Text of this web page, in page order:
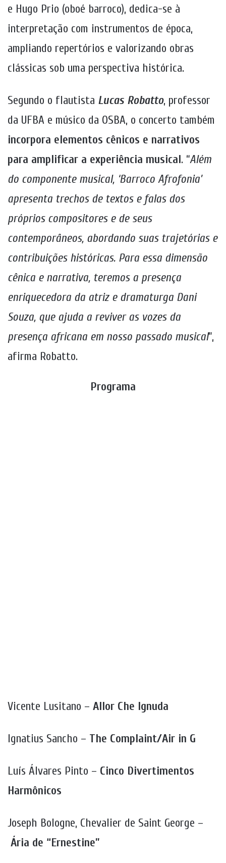
e Hugo Prio (oboé barroco), dedica-se à
interpretação com instrumentos de época,
ampliando repertórios e valorizando obras
clássicas sob uma perspectiva histórica.
Segundo o flautista Lucas Robatto, professor
da UFBA e músico da OSBA, o concerto também
incorpora elementos cênicos e narrativos
para amplificar a experiência musical. “Além
do componente musical, ‘Barroco Afrofonia’
apresenta trechos de textos e falas dos
próprios compositores e de seus
contemporâneos, abordando suas trajetórias e
contribuições históricas. Para essa dimensão
cênica e narrativa, teremos a presença
enriquecedora da atriz e dramaturga Dani
Souza, que ajuda a reviver as vozes da
presença africana em nosso passado musical”,
afirma Robatto.
Programa
Vicente Lusitano – Allor Che Ignuda
Ignatius Sancho – The Complaint/Air in G
Luís Álvares Pinto – Cinco Divertimentos
Harmônicos
Joseph Bologne, Chevalier de Saint George –
Ária de “Ernestine”